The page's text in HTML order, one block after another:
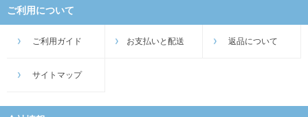
ご利用について
ご利用ガイド お支払いと配送 返品について
サイトマップ